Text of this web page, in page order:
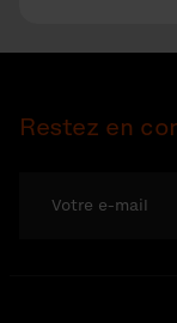
Restez en